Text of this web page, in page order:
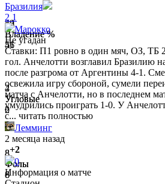
54
Владение %
46
2
Угловые
0
8
Фолы
8
49
Владение %
51
4
Угловые
2
8
Фолы
6
Бразилия
2 1
Марокко
Не угадан
Ставки: П1 ровно в один мяч, ОЗ, ТБ
гол. Анчелотти возглавил Бразилию
после разгрома от Аргентины 4-1.
освежила игру сбороной, сумели
матча с Анчелотти, но в последнем
умудрились проиграть 1-0. У
с... читать полностью
Лемминг
2 месяца назад
+2
0
Информация о матче